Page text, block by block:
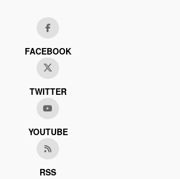
FACEBOOK
TWITTER
YOUTUBE
RSS